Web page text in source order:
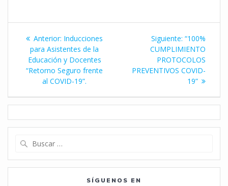
Navegación
de
entradas
Anterior: Entrada
anterior:
Inducciones
para Asistentes de la
Educación y Docentes
“Retorno Seguro frente
al COVID-19”.
Siguiente: Siguiente
entrada:
“100%
CUMPLIMIENTO
PROTOCOLOS
PREVENTIVOS COVID-
19”
SÍGUENOS EN